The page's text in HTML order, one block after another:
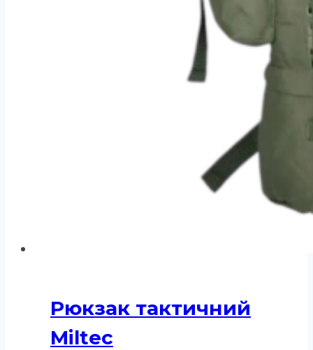
Рюкзак тактичний
Miltec